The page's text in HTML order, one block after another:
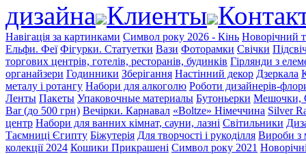
дизайна Клиенты
Навігація за картинками Символ року 2026 - Кінь Новорічний
Ельфи. Феї Фігурки. Статуетки Вази Фоторамки Свічки
торгових центрів, готелів, ресторанів, будинків Гірлянди з
органайзери Годинники Зберігання Настінний декор Дзеркала
металу і ротангу Набори для алкоголю Роботи дизайнерів-
Ленты Пакеты Упаковочные материалы Бутоньерки Мешочки,
Bar (до 500 грн) Вечірки. Карнавал «Boltze» Німеччина Silver
центр Набори для ванних кімнат, сауни, лазні Світильники
Таємниці Єгипту Біжутерія Для творчості і рукоділля Вироби з
колекції 2024 Кошики Прикрашені Символ року 2021